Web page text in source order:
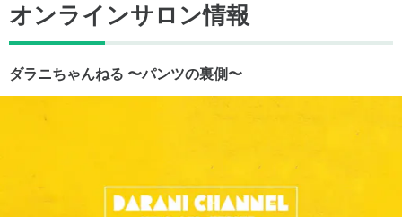
オンラインサロン情報
ダラニちゃんねる 〜パンツの裏側〜